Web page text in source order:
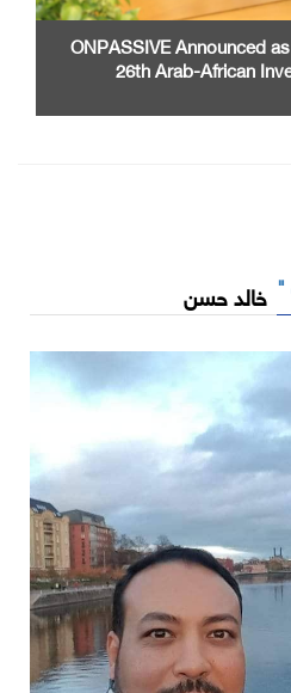
ONPASSIVE Announced
26th Arab-African
" خالد حسن